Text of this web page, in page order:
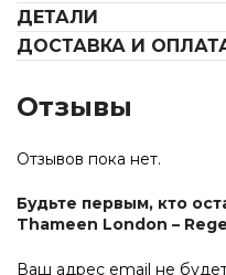
ДЕТАЛИ
ДОСТАВКА И
Отзывы
Отзывов пока нет.
Будьте первым, кто
Thameen London –
Ваш адрес email не